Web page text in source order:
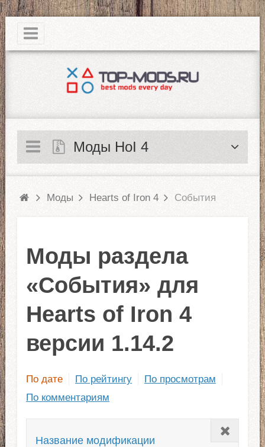
|
Моды HoI 4
Моды Hearts of Iron 4 События
Моды раздела
«События» для
Hearts of Iron 4
версии 1.14.2
По дате По рейтингу
По просмотрам
По комментариям
Закрыть
Название модификации